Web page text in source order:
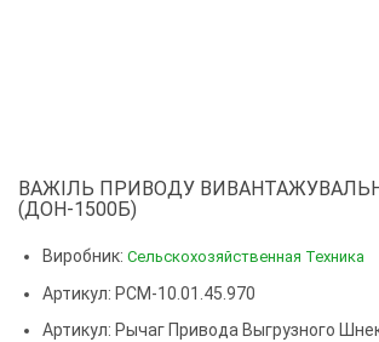
ВАЖІЛЬ ПРИВОДУ
(ДОН-1500Б)
Виробник: Сельскохозяйственная Техника
Артикул: РСМ-10.01.45.970
Артикул: Рычаг Привода Выгрузного